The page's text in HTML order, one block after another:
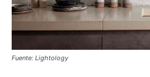
Fuente: Lightology